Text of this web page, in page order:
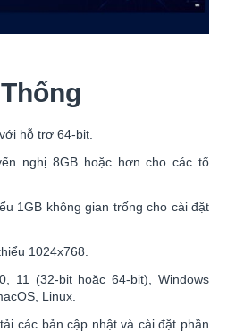
hỗ trợ 64-bit.
nghị 8GB hoặc hơn cho các tổ
1GB không gian trống cho cài đặt
1024x768.
11 (32-bit hoặc 64-bit), Windows
Linux.
các bản cập nhật và cài đặt phần